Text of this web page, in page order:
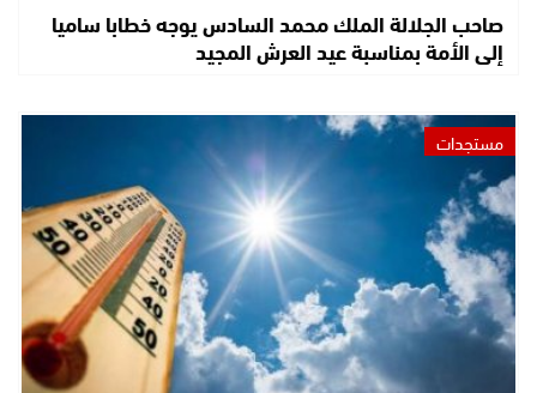
صاحب الجلالة الملك محمد السادس يوجه خطابا ساميا
إلى الأمة بمناسبة عيد العرش المجيد
مستجدات